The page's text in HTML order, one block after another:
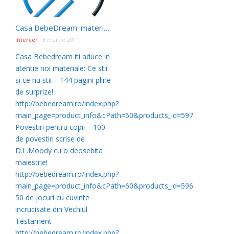
Casa BebeDream: materiale noi Martie 2011
Intercer 3 martie 2011
Casa Bebedream iti aduce in
atentie noi materiale: Ce stii
si ce nu stii – 144 pagini pline
de surprize!
http://bebedream.ro/index.php?
main_page=product_info&cPath=60&products_id=597
Povestiri pentru copii – 100
de povestiri scrise de
D.L.Moody cu o deosebita
maiestrie!
http://bebedream.ro/index.php?
main_page=product_info&cPath=60&products_id=596
50 de jocuri cu cuvinte
incrucisate din Vechiul
Testament